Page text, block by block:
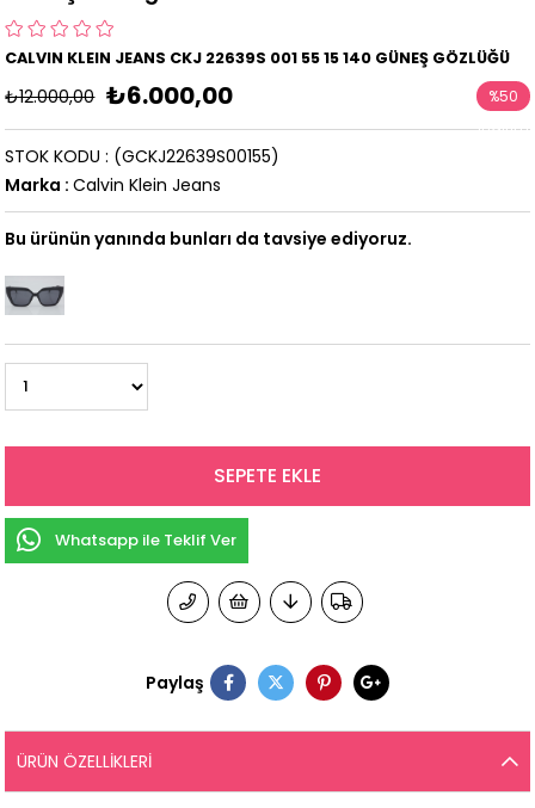
CALVIN KLEIN JEANS CKJ 22639S 001 55 15 140 GÜNEŞ GÖZLÜĞÜ
₺12.000,00 ₺6.000,00 %50
İndirim
(GCKJ22639S00155)
STOK KODU
Marka : Calvin Klein Jeans
Bu ürünün yanında bunları da tavsiye ediyoruz.
Whatsapp ile Teklif Ver
Paylaş
ÜRÜN ÖZELLIKLERI